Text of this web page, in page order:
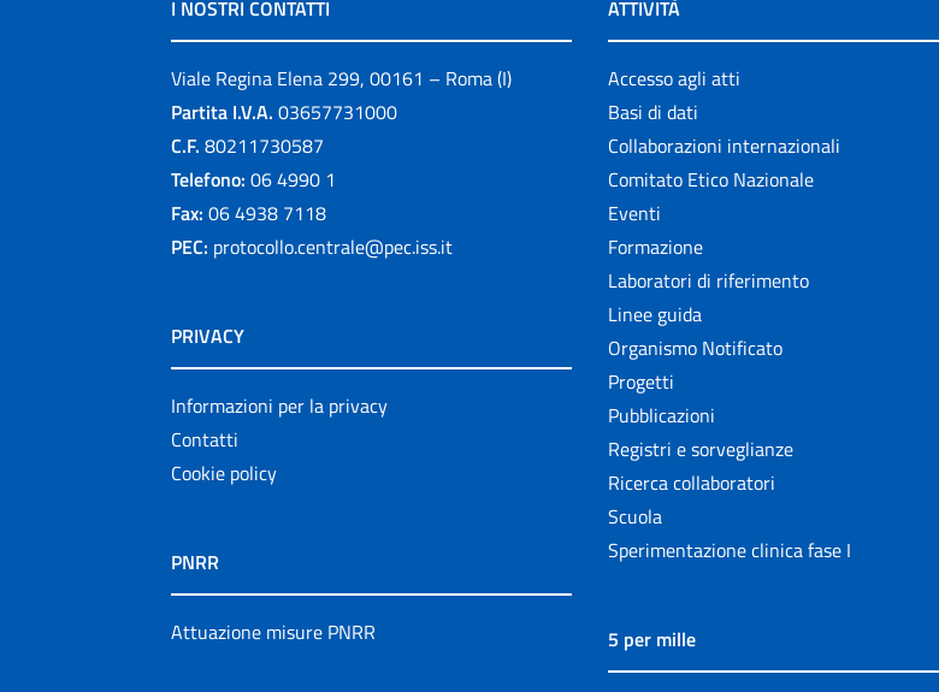
I NOSTRI CONTATTI
Viale Regina Elena 299, 00161 – Roma (I)
Partita I.V.A. 03657731000
C.F. 80211730587
Telefono: 06 4990 1
Fax: 06 4938 7118
PEC: protocollo.centrale@pec.iss.it
PRIVACY
Informazioni per la privacy
Contatti
Cookie policy
PNRR
Attuazione misure PNRR
ATTIVITÀ
Accesso agli atti
Basi di dati
Collaborazioni internazionali
Comitato Etico Nazionale
Eventi
Formazione
Laboratori di riferimento
Linee guida
Organismo Notificato
Progetti
Pubblicazioni
Registri e sorveglianze
Ricerca collaboratori
Scuola
Sperimentazione clinica fase I
5 per mille